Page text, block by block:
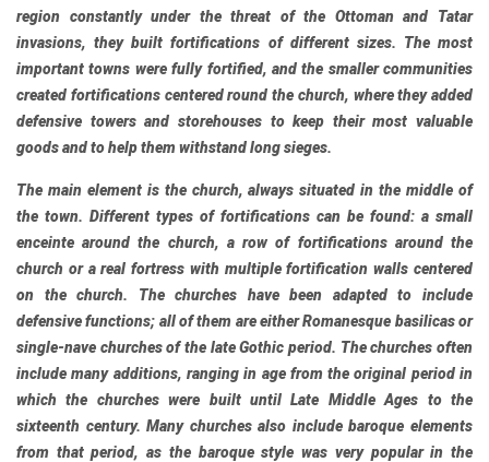
region constantly under the threat of the Ottoman and Tatar
invasions, they built fortifications of different sizes. The most
important towns were fully fortified, and the smaller communities
created fortifications centered round the church, where they added
defensive towers and storehouses to keep their most valuable
goods and to help them withstand long sieges.
The main element is the church, always situated in the middle of
the town. Different types of fortifications can be found: a small
enceinte around the church, a row of fortifications around the
church or a real fortress with multiple fortification walls centered
on the church. The churches have been adapted to include
defensive functions; all of them are either Romanesque basilicas or
single-nave churches of the late Gothic period. The churches often
include many additions, ranging in age from the original period in
which the churches were built until Late Middle Ages to the
sixteenth century. Many churches also include baroque elements
from that period, as the baroque style was very popular in the